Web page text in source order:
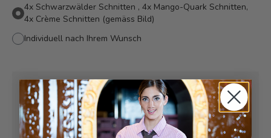
4x Schwarzwälder Schnitten , 4x Mango-Quark Schnitten,
4x Crème Schnitten (gemäss Bild)
Individuell nach Ihrem Wunsch
Abholung ab Sonntag, 09.08.2026
Kann frühstens ab Montag, 10.08.2026
geliefert werden